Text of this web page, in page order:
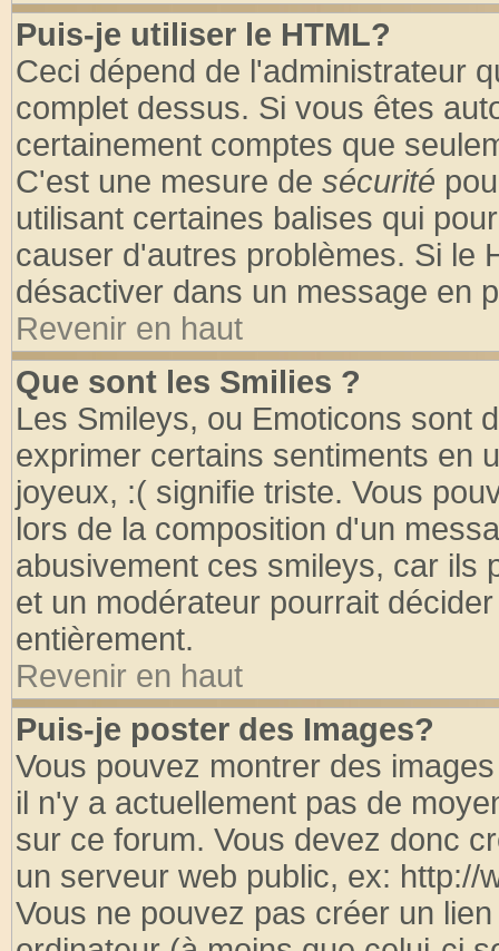
Puis-je utiliser le HTML?
Ceci dépend de l'administrateur
complet dessus. Si vous êtes
certainement comptes que
C'est une mesure de sécurité
utilisant certaines balises qui
causer d'autres problèmes. Si le
désactiver dans un message en
Revenir en haut
Que sont les Smilies ?
Les Smileys, ou Emoticons sont
exprimer certains sentiments en
joyeux, :( signifie triste. Vous
lors de la composition d'un
abusivement ces smileys, car ils
et un modérateur pourrait
entièrement.
Revenir en haut
Puis-je poster des Images?
Vous pouvez montrer des
il n'y a actuellement pas de
sur ce forum. Vous devez donc
un serveur web public, ex: http://
Vous ne pouvez pas créer un